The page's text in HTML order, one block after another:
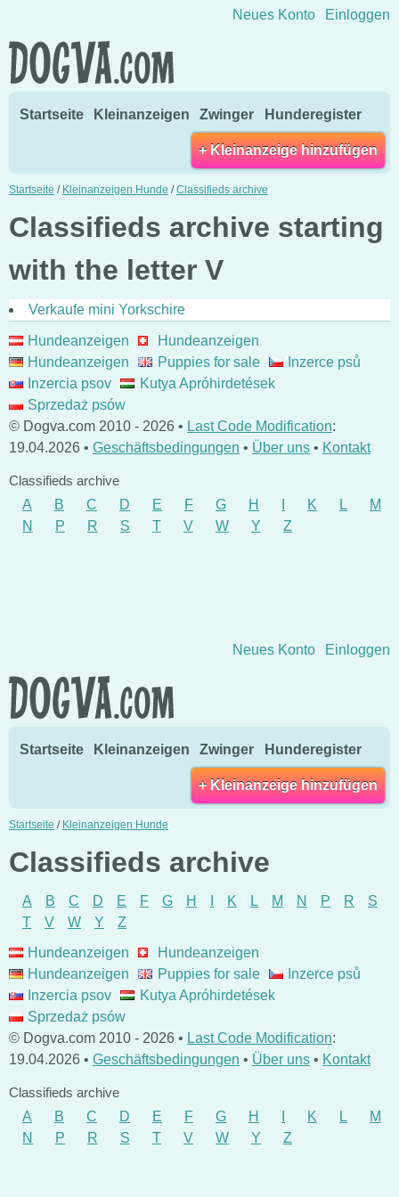
Direkt zum Inhalt wechseln
Neues Konto Einloggen
Startseite Kleinanzeigen Zwinger Hunderegister
+ Kleinanzeige hinzufügen
Startseite / Kleinanzeigen Hunde /Classifieds archive
Classifieds archive starting
with the letter V
Verkaufe mini Yorkschire
Hundeanzeigen
Hundeanzeigen
Hundeanzeigen
Puppies for sale
Inzerce psů
Inzercia psov
Kutya Apróhirdetések
Sprzedaż psów
© Dogva.com 2010 - 2026 • Last Code Modification:
19.04.2026 • Geschäftsbedingungen • Über uns • Kontakt
Classifieds archive
A
B C D E F G H K L
M
N
P R S T V W Y Z
Direkt zum Inhalt wechseln
Neues Konto Einloggen
Startseite Kleinanzeigen Zwinger Hunderegister
+ Kleinanzeige hinzufügen
Startseite / Kleinanzeigen Hunde
Classifieds archive
A B C D E F G H K L M N P R
S
T
V W Y
Z
Hundeanzeigen
Hundeanzeigen
Hundeanzeigen
Puppies for sale
Inzerce psů
Inzercia psov
Kutya Apróhirdetések
Sprzedaż psów
© Dogva.com 2010 - 2026 • Last Code Modification:
19.04.2026 • Geschäftsbedingungen • Über uns • Kontakt
Classifieds archive
A
B C D E F G H K L
M
N
P R S T V W Y Z